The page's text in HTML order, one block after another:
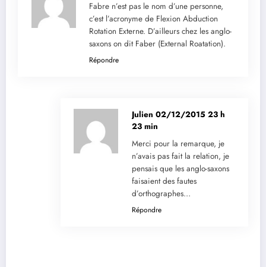
Fabre n’est pas le nom d’une personne,
c’est l’acronyme de Flexion Abduction
Rotation Externe. D’ailleurs chez les anglo-
saxons on dit Faber (External Roatation).
Répondre
Julien 02/12/2015 23 h
23 min
Merci pour la remarque, je
n’avais pas fait la relation, je
pensais que les anglo-saxons
faisaient des fautes
d’orthographes…
Répondre